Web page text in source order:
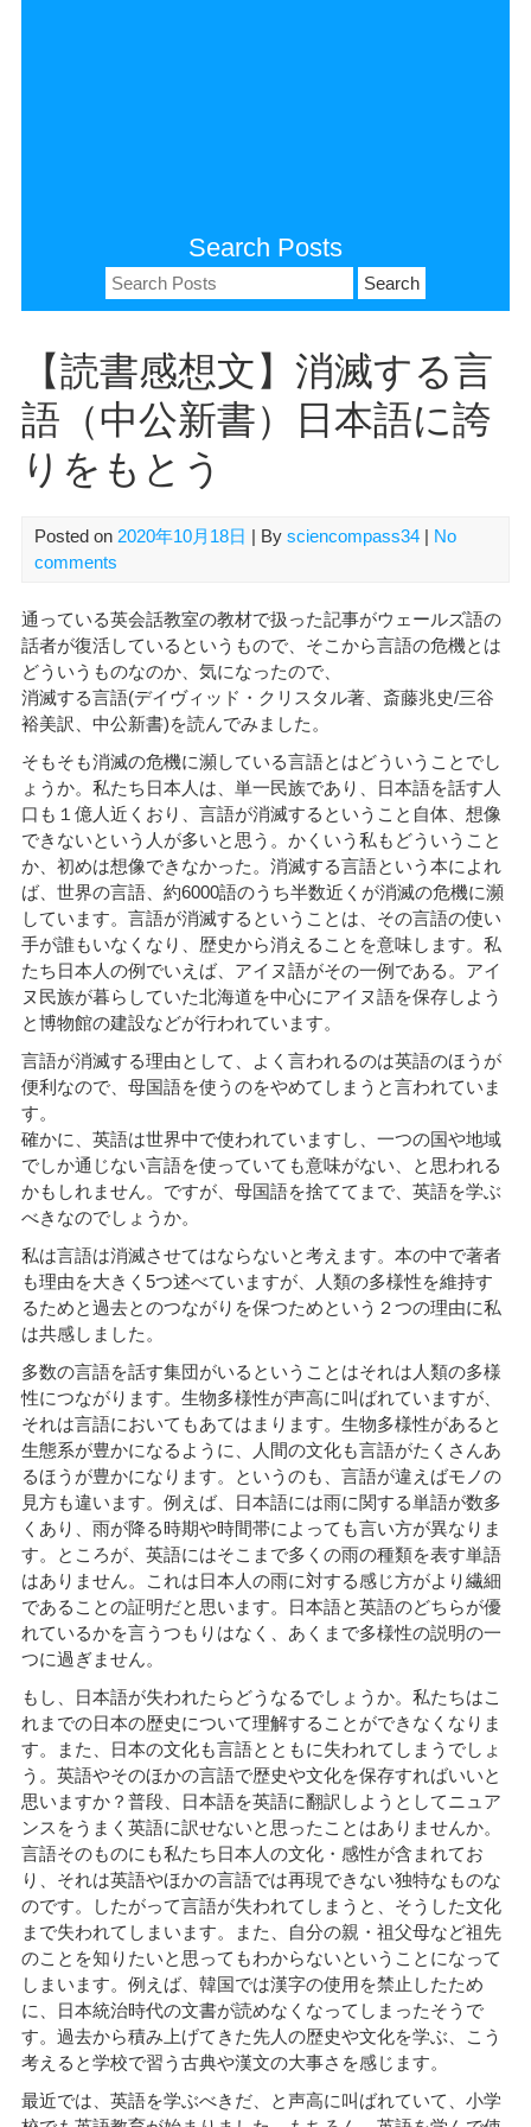
Search Posts
Search
for:
【読書感想文】消滅する言
語（中公新書）日本語に誇
りをもとう
Posted on 2020年10月18日 | By sciencompass34| No
comments
通っている英会話教室の教材で扱った記事がウェールズ語の
話者が復活しているというもので、そこから言語の危機とは
どういうものなのか、気になったので、
消滅する言語(デイヴィッド・クリスタル著、斎藤兆史/三谷
裕美訳、中公新書)を読んでみました。
そもそも消滅の危機に瀕している言語とはどういうことでし
ょうか。私たち日本人は、単一民族であり、日本語を話す人
口も１億人近くおり、言語が消滅するということ自体、想像
できないという人が多いと思う。かくいう私もどういうこと
か、初めは想像できなかった。消滅する言語という本によれ
ば、世界の言語、約6000語のうち半数近くが消滅の危機に瀕
しています。言語が消滅するということは、その言語の使い
手が誰もいなくなり、歴史から消えることを意味します。私
たち日本人の例でいえば、アイヌ語がその一例である。アイ
ヌ民族が暮らしていた北海道を中心にアイヌ語を保存しよう
と博物館の建設などが行われています。
言語が消滅する理由として、よく言われるのは英語のほうが
便利なので、母国語を使うのをやめてしまうと言われていま
す。
確かに、英語は世界中で使われていますし、一つの国や地域
でしか通じない言語を使っていても意味がない、と思われる
かもしれません。ですが、母国語を捨ててまで、英語を学ぶ
べきなのでしょうか。
私は言語は消滅させてはならないと考えます。本の中で著者
も理由を大きく5つ述べていますが、人類の多様性を維持す
るためと過去とのつながりを保つためという２つの理由に私
は共感しました。
多数の言語を話す集団がいるということはそれは人類の多様
性につながります。生物多様性が声高に叫ばれていますが、
それは言語においてもあてはまります。生物多様性があると
生態系が豊かになるように、人間の文化も言語がたくさんあ
るほうが豊かになります。というのも、言語が違えばモノの
見方も違います。例えば、日本語には雨に関する単語が数多
くあり、雨が降る時期や時間帯によっても言い方が異なりま
す。ところが、英語にはそこまで多くの雨の種類を表す単語
はありません。これは日本人の雨に対する感じ方がより繊細
であることの証明だと思います。日本語と英語のどちらが優
れているかを言うつもりはなく、あくまで多様性の説明の一
つに過ぎません。
もし、日本語が失われたらどうなるでしょうか。私たちはこ
れまでの日本の歴史について理解することができなくなりま
す。また、日本の文化も言語とともに失われてしまうでしょ
う。英語やそのほかの言語で歴史や文化を保存すればいいと
思いますか？普段、日本語を英語に翻訳しようとしてニュア
ンスをうまく英語に訳せないと思ったことはありませんか。
言語そのものにも私たち日本人の文化・感性が含まれてお
り、それは英語やほかの言語では再現できない独特なものな
のです。したがって言語が失われてしまうと、そうした文化
まで失われてしまいます。また、自分の親・祖父母など祖先
のことを知りたいと思ってもわからないということになって
しまいます。例えば、韓国では漢字の使用を禁止したため
に、日本統治時代の文書が読めなくなってしまったそうで
す。過去から積み上げてきた先人の歴史や文化を学ぶ、こう
考えると学校で習う古典や漢文の大事さを感じます。
最近では、英語を学ぶべきだ、と声高に叫ばれていて、小学